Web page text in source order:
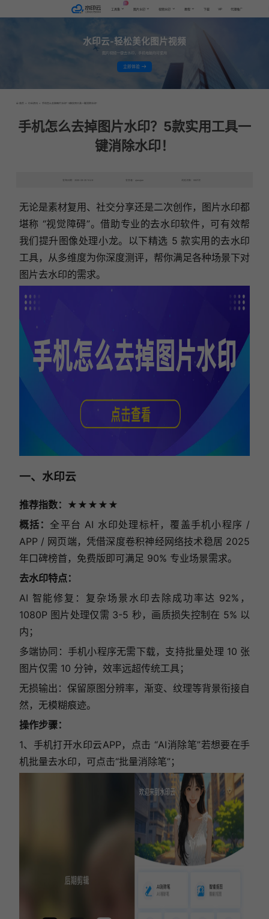
工具集
AI
图片水印 视频水印 教程 下载 VIP 代理推广
水印云-轻松美化图片视频
图片视频一键去水印，手机电脑均可使用
立即体验
首页 > 行业资讯 > 手机怎么去掉图片水印？5款实用工具一键消除水印！
手机怎么去掉图片水印？5款实用工具一
键消除水印！
发布日期：2025-09-25 10:46 发表者：qianqian 浏览次数：9207次
无论是素材复用、社交分享还是二次创作，图片水印都
堪称 “视觉障碍”。借助专业的去水印软件，可有效帮
我们提升图像处理小龙。以下精选 5 款实用的去水印
工具，从多维度为你深度测评，帮你满足各种场景下对
图片去水印的需求。
一、水印云
推荐指数：★★★★★
概括： 全平台 AI 水印处理标杆，覆盖手机小程序 /
APP / 网页端，凭借深度卷积神经网络技术稳居 2025
年口碑榜首，免费版即可满足 90% 专业场景需求。
去水印特点：
AI 智能修复：复杂场景水印去除成功率达 92%，
1080P 图片处理仅需 3-5 秒，画质损失控制在 5% 以
内；
多端协同：手机小程序无需下载，支持批量处理 10 张
图片仅需 10 分钟，效率远超传统工具；
无损输出：保留原图分辨率，渐变、纹理等背景衔接自
然，无模糊痕迹。
操作步骤：
1、手机打开水印云APP，点击 “AI消除笔”若想要在手
机批量去水印，可点击“批量消除笔”；